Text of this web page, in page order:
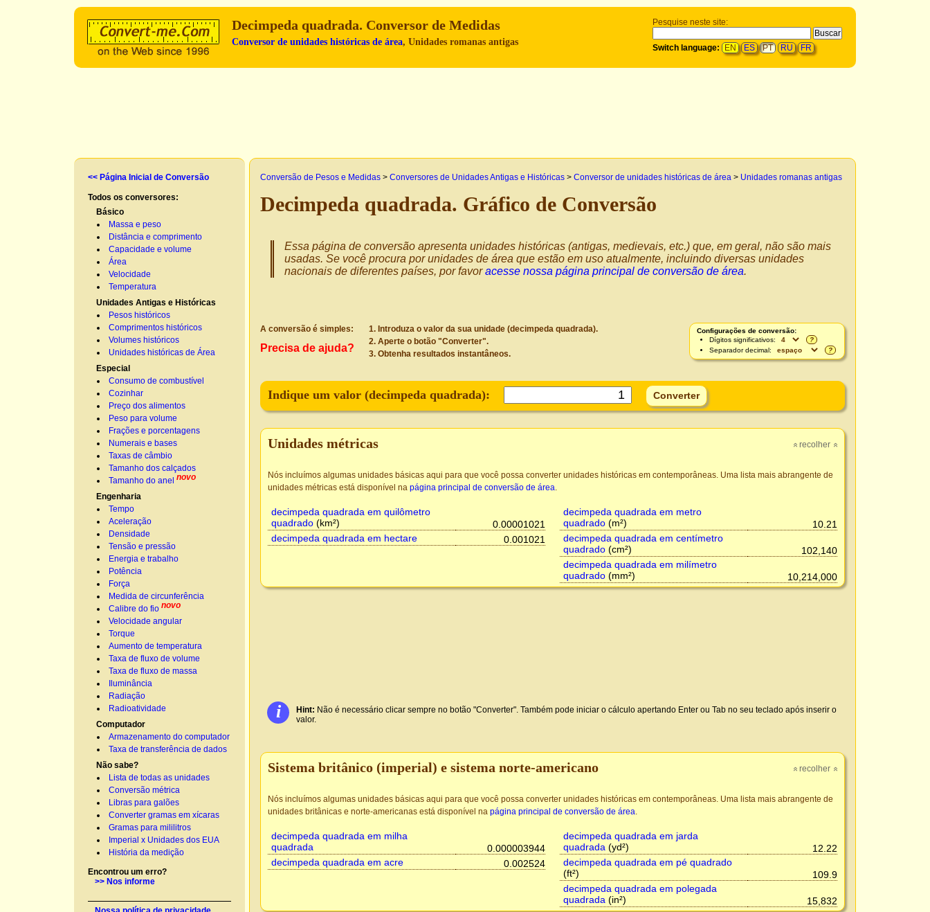
Pesquise neste site:
Switch language: EN ES PT RU FR
Decimpeda quadrada. Conversor de Medidas
Conversor de unidades históricas de área, Unidades romanas antigas
<< Página Inicial de Conversão
Todos os conversores:
Básico
Massa e peso
Distância e comprimento
Capacidade e volume
Área
Velocidade
Temperatura
Unidades Antigas e Históricas
Pesos históricos
Comprimentos históricos
Volumes históricos
Unidades históricas de Área
Especial
Consumo de combustível
Cozinhar
Preço dos alimentos
Peso para volume
Frações e porcentagens
Numerais e bases
Taxas de câmbio
Tamanho dos calçados
Tamanho do anel novo
Engenharia
Tempo
Aceleração
Densidade
Tensão e pressão
Energia e trabalho
Potência
Força
Medida de circunferência
Calibre do fio novo
Velocidade angular
Torque
Aumento de temperatura
Taxa de fluxo de volume
Taxa de fluxo de massa
Iluminância
Radiação
Radioatividade
Computador
Armazenamento do computador
Taxa de transferência de dados
Não sabe?
Lista de todas as unidades
Conversão métrica
Libras para galões
Converter gramas em xícaras
Gramas para mililitros
Imperial x Unidades dos EUA
História da medição
Encontrou um erro?
>> Nos informe
Conversão de Pesos e Medidas > Conversores de Unidades Antigas e Históricas > Conversor de unidades históricas de área > Unidades romanas antigas
Decimpeda quadrada. Gráfico de Conversão
Essa página de conversão apresenta unidades históricas (antigas, medievais, etc.) que, em geral, não são mais
usadas. Se você procura por unidades de área que estão em uso atualmente, incluindo diversas unidades
nacionais de diferentes países, por favoracesse nossa página principal de conversão de área.
Configurações de conversão:
Dígitos significativos:
?
Separador decimal:
?
A conversão é simples:
Precisa de ajuda?
Introduza o valor da sua unidade (decimpeda quadrada).
Aperte o botão "Converter".
Obtenha resultados instantâneos.
Indique um valor (decimpeda quadrada):
» recolher»
Unidades métricas
Nós incluímos algumas unidades básicas aqui para que você possa converter unidades históricas em contemporâneas. Uma lista mais abrangente de
unidades métricas está disponível na página principal de conversão de área.
decimpeda quadrada em quilômetro
quadrado (km²)
0.00001021
decimpeda quadrada em hectare
0.001021
decimpeda quadrada em metro
quadrado(m²)
10.21
decimpeda quadrada em centímetro
quadrado(cm²)
102,140
decimpeda quadrada em milímetro
quadrado(mm²) 10,214,000
i Hint: Não é necessário clicar sempre no botão "Converter". Também pode iniciar o cálculo apertando Enter ou Tab no seu teclado após inserir o
valor.
» recolher»
Sistema britânico (imperial) e sistema norte-americano
Nós incluímos algumas unidades básicas aqui para que você possa converter unidades históricas em contemporâneas. Uma lista mais abrangente de
unidades britânicas e norte-americanas está disponível na página principal de conversão de área.
decimpeda quadrada em milha
quadrada
0.000003944
decimpeda quadrada em acre
0.002524
decimpeda quadrada em jarda
quadrada (yd²)
12.22
decimpeda quadrada em pé quadrado
(ft²)
109.9
decimpeda quadrada em polegada
quadrada (in²) 15,832